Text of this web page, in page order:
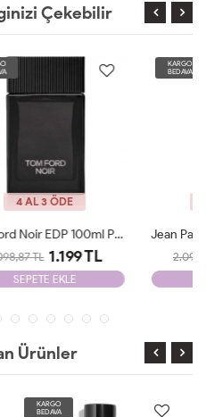
Çekebilir
4 AL 3 ÖDE
Jean Paul Gaultier X-MAS Edition 125 Ml Parfüm Man Tester
2.098,87 TL
SEPETE EKLE
Ürünler
KARGO
BEDAVA